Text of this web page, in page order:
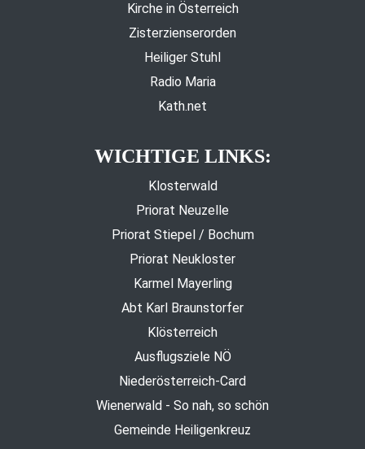
Kirche in Österreich
Zisterzienserorden
Heiliger Stuhl
Radio Maria
Kath.net
WICHTIGE LINKS:
Klosterwald
Priorat Neuzelle
Priorat Stiepel / Bochum
Priorat Neukloster
Karmel Mayerling
Abt Karl Braunstorfer
Klösterreich
Ausflugsziele NÖ
Niederösterreich-Card
Wienerwald - So nah, so schön
Gemeinde Heiligenkreuz